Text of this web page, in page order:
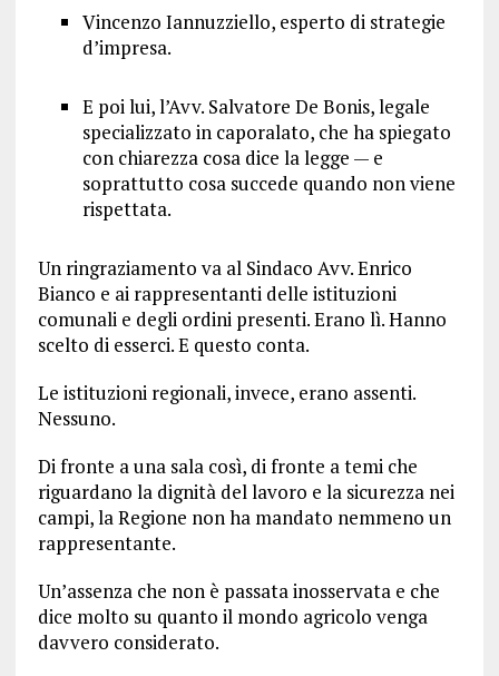
Vincenzo Iannuzziello, esperto di strategie
d’impresa.
E poi lui, l’Avv. Salvatore De Bonis, legale
specializzato in caporalato, che ha spiegato
con chiarezza cosa dice la legge — e
soprattutto cosa succede quando non viene
rispettata.
Un ringraziamento va al Sindaco Avv. Enrico
Bianco e ai rappresentanti delle istituzioni
comunali e degli ordini presenti. Erano lì. Hanno
scelto di esserci. E questo conta.
Le istituzioni regionali, invece, erano assenti.
Nessuno.
Di fronte a una sala così, di fronte a temi che
riguardano la dignità del lavoro e la sicurezza nei
campi, la Regione non ha mandato nemmeno un
rappresentante.
Un’assenza che non è passata inosservata e che
dice molto su quanto il mondo agricolo venga
davvero considerato.